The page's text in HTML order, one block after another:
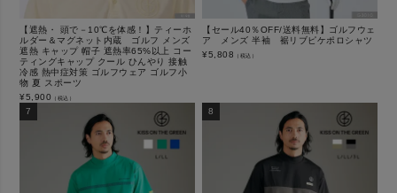
【遮熱・ 頭で－10℃を体感！】ティーホ
ルダー＆マグネット内蔵 ゴルフ メンズ
遮熱 キャップ 帽子 遮熱率65%以上 コー
ティングキャップ クール ひんやり 接触
冷感 熱中症対策 ゴルフウェア ゴルフ小
物 夏 スポーツ
¥5,900 （税込）
【セール40％OFF/送料無料】ゴルフウェ
ア メンズ 半袖 裾リブピケポロシャツ
¥5,808 （税込）